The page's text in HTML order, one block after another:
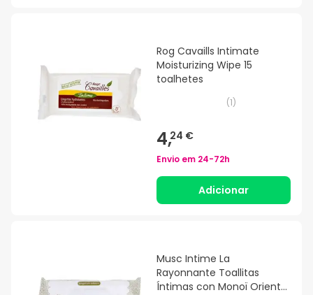
Rog Cavaills Intimate
Moisturizing Wipe 15
toalhetes
(1)
4,24 €
Envio em 24-72h
Adicionar
Musc Intime La
Rayonnante Toallitas
Íntimas con Monoï Oriental